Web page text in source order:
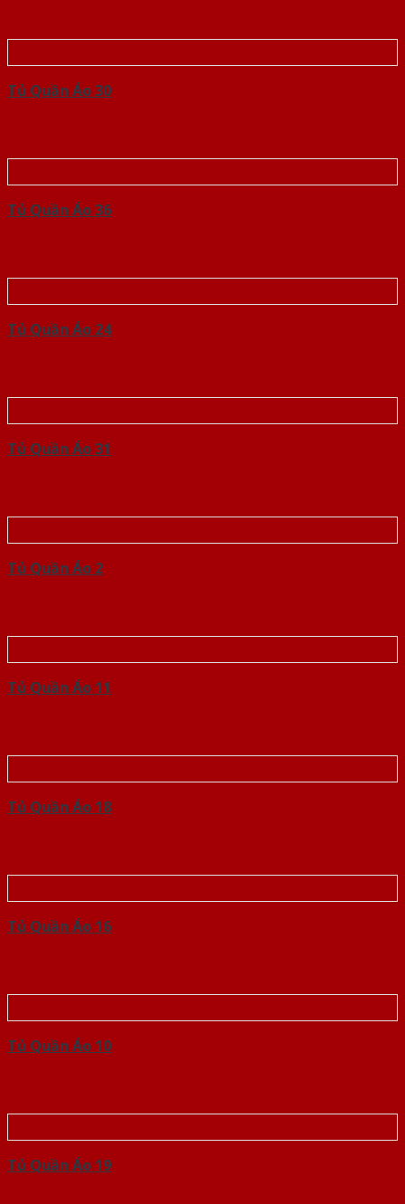
Tủ Quần Áo 30
Tủ Quần Áo 36
Tủ Quần Áo 24
Tủ Quần Áo 31
Tủ Quần Áo 2
Tủ Quần Áo 11
Tủ Quần Áo 18
Tủ Quần Áo 16
Tủ Quần Áo 10
Tủ Quần Áo 19